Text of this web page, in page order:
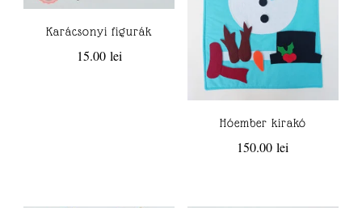
Karácsonyi figurák
15.00 lei
Hóember kirakó
150.00lei